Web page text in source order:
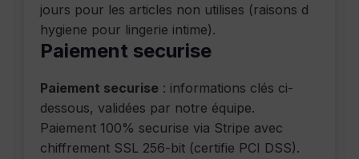
jours pour les articles non utilises (raisons d
hygiene pour lingerie intime).
Paiement securise
Paiement securise : informations clés ci-
dessous, validées par notre équipe.
Paiement 100% securise via Stripe avec
chiffrement SSL 256-bit (certifie PCI DSS).